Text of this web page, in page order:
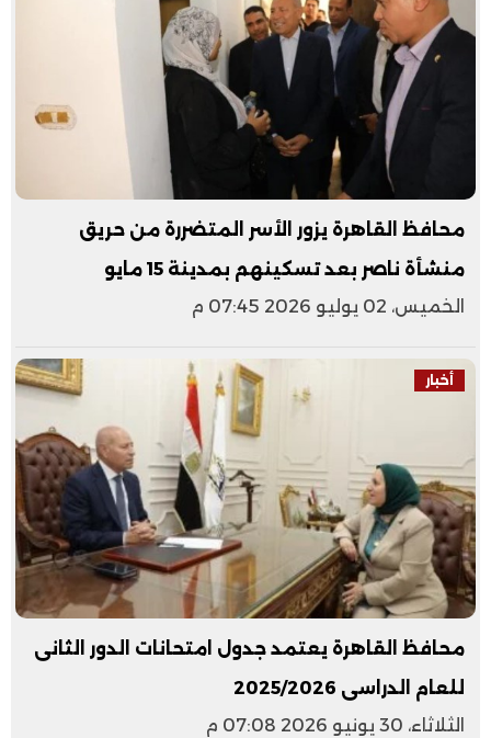
محافظ القاهرة يزور الأسر المتضررة من حريق
منشأة ناصر بعد تسكينهم بمدينة 15 مايو
الخميس، 02 يوليو 2026 07:45 م
أخبار
​محافظ القاهرة يعتمد جدول امتحانات الدور الثانى
للعام الدراسى 2025/2026
الثلاثاء، 30 يونيو 2026 07:08 م